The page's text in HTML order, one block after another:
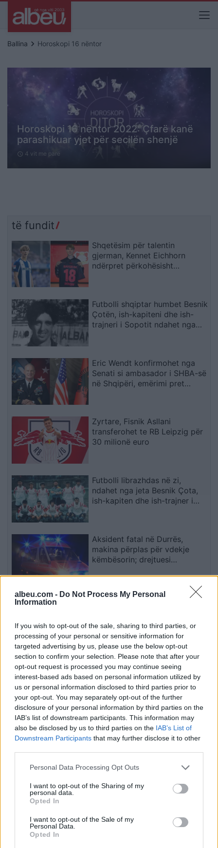
albeu.com - Do Not Process My Personal
Information
If you wish to opt-out of the sale, sharing to third parties, or
processing of your personal or sensitive information for
targeted advertising by us, please use the below opt-out
section to confirm your selection. Please note that after your
opt-out request is processed you may continue seeing
interest-based ads based on personal information utilized by
us or personal information disclosed to third parties prior to
your opt-out. You may separately opt-out of the further
disclosure of your personal information by third parties on the
IAB’s list of downstream participants. This information may
also be disclosed by us to third parties on the IAB’s List of
Downstream Participants that may further disclose it to other
Personal Data Processing Opt Outs
I want to opt-out of the Sharing of my
personal data.
Opted In
I want to opt-out of the Sale of my
Personal Data.
Opted In
Ballina keyboard_arrow_right Horoskopi 16 nëntor
Horoskopi 16 nëntor 2022: Çfarë kanë
parashikuar yjet për secilën shenjë
schedule 4 vit me parë
të fundit
Shqetësim për talentin
gjerman, Kennet Eichhorn
ndërpret përkohësisht
Futbolli shqiptar humbet Besnik
Çotën, ish-kapiteni dhe ish-
trajneri i Sopotit ndahet nga
Eric Wendt konfirmohet nga
Senati si ambasador i SHBA-së
në Shqipëri, emërimi pret
Zyrtare, Fisnik Asllani
transferohet te RB Leipzig për
30 milionë euro
Futbolli librazhdas në zi,
ndahet nga jeta Besnik Çota,
ish-kapiten dhe ish-trajner i
Aksident fatal në Durrës,
makina përplas për vdekje
këmbësorin; drejtuesi
VIDEO/ Ndërhyrja “horror” e
gjobë
Esim for Global